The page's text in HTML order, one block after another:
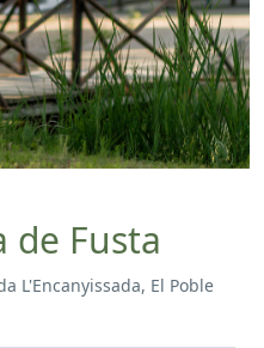
de Fusta
L'Encanyissada, El Poble